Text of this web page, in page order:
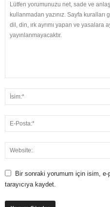
Bir sonraki yorumum için isim,
tarayıcıya kaydet.